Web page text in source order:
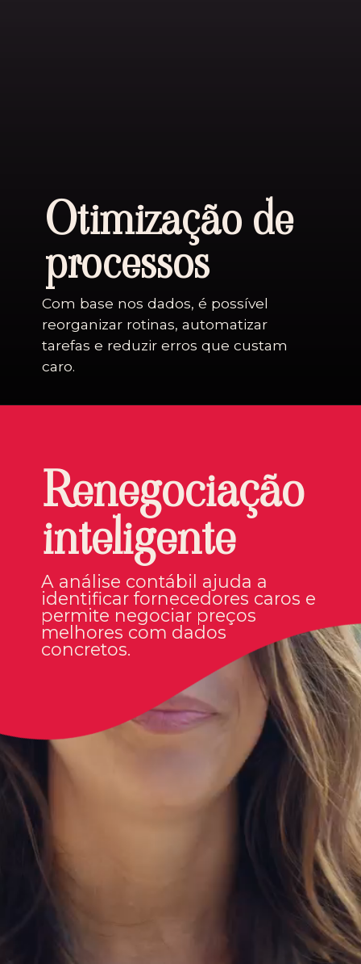
Otimização de
processos
Com base nos dados, é possível
reorganizar rotinas, automatizar
tarefas e reduzir erros que custam
caro.
A análise contábil ajuda a
identificar fornecedores caros e
permite negociar preços
melhores com dados
concretos.
Renegociação
inteligente